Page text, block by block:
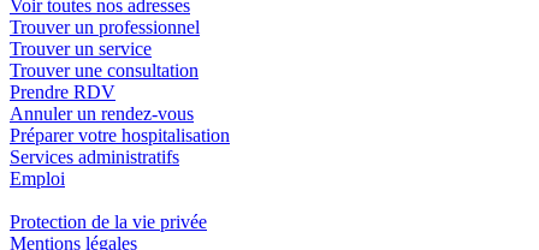
Voir toutes nos adresses
Trouver un professionnel
Trouver un service
Trouver une consultation
Prendre RDV
Annuler un rendez-vous
Préparer votre hospitalisation
Services administratifs
Emploi​
Protection de la vie privée
Mentions légales